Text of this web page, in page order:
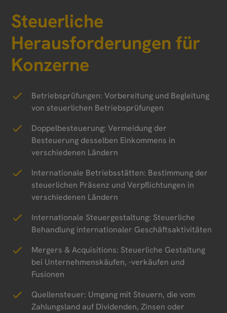
Steuerliche
Herausforderungen für
Konzerne
Betriebsprüfungen: Vorbereitung und Begleitung
von steuerlichen Betriebsprüfungen
Doppelbesteuerung: Vermeidung der
Besteuerung desselben Einkommens in
verschiedenen Ländern
Internationale Betriebsstätten: Bestimmung der
steuerlichen Präsenz und Verpflichtungen in
verschiedenen Ländern
Internationale Steuergestaltung: Steuerliche
Behandlung internationaler Geschäftsaktivitäten
Mergers & Acquisitions: Steuerliche Gestaltung
bei Unternehmenskäufen, -verkäufen und
Fusionen
Quellensteuer: Umgang mit Steuern, die vom
Zahlungsland auf Dividenden, Zinsen oder